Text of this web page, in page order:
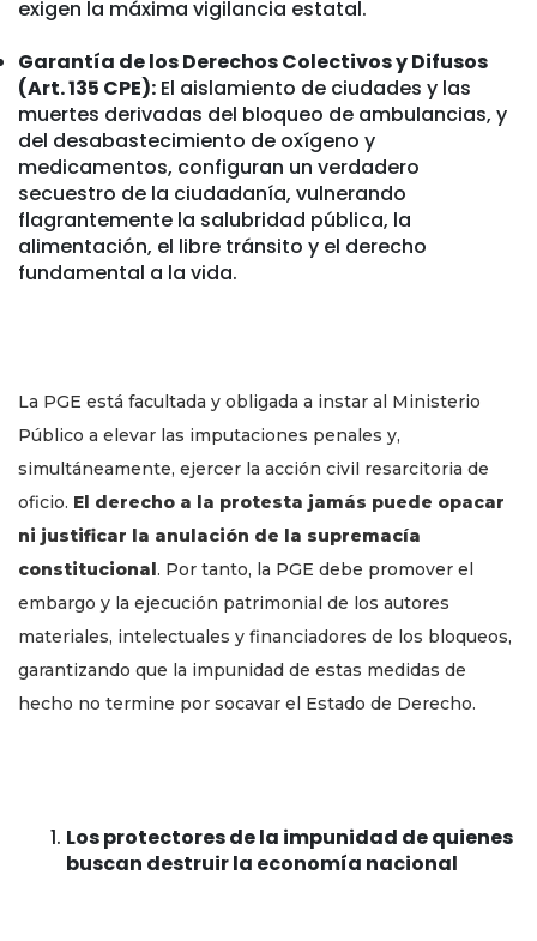
exigen la máxima vigilancia estatal.
Garantía de los Derechos Colectivos y Difusos
(Art. 135 CPE): El aislamiento de ciudades y las
muertes derivadas del bloqueo de ambulancias, y
del desabastecimiento de oxígeno y
medicamentos, configuran un verdadero
secuestro de la ciudadanía, vulnerando
flagrantemente la salubridad pública, la
alimentación, el libre tránsito y el derecho
fundamental a la vida.
La PGE está facultada y obligada a instar al Ministerio
Público a elevar las imputaciones penales y,
simultáneamente, ejercer la acción civil resarcitoria de
oficio. El derecho a la protesta jamás puede opacar
ni justificar la anulación de la supremacía
constitucional. Por tanto, la PGE debe promover el
embargo y la ejecución patrimonial de los autores
materiales, intelectuales y financiadores de los bloqueos,
garantizando que la impunidad de estas medidas de
hecho no termine por socavar el Estado de Derecho.
Los protectores de la impunidad de quienes
buscan destruir la economía nacional